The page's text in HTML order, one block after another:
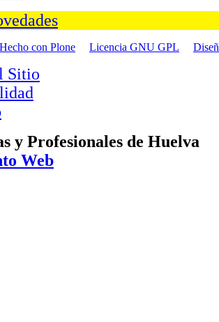
Hecho con Plone Licencia GNU GPL
Sitio
y Profesionales de Huelva
Web